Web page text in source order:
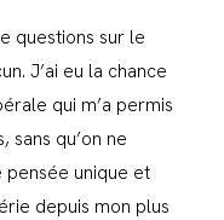
questions sur le
J’ai eu la chance
qui m’a permis
sans qu’on ne
pensée unique et
depuis mon plus